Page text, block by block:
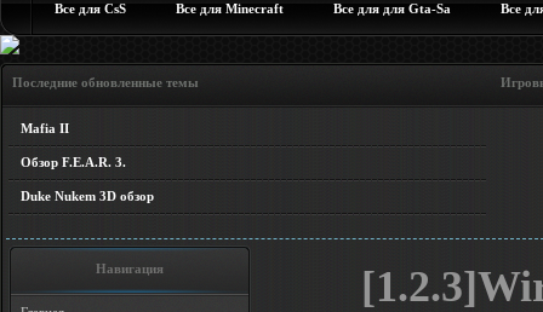
Все для CsS Все для Minecraft Все для для Gta-Sa Все
Последние обновленные темы Игровые
Mafia II
Обзор F.E.A.R. 3.
Duke Nukem 3D обзор
Навигация